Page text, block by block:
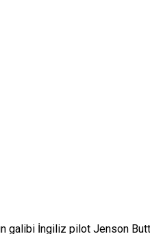
galibi İngiliz pilot Jenson